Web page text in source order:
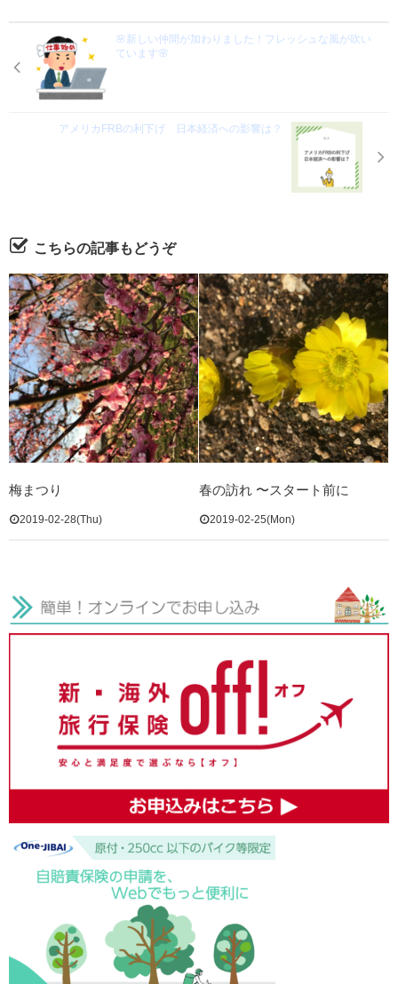
🌸新しい仲間が加わりました！フレッシュな風が吹い
ています🌸
アメリカFRBの利下げ 日本経済への影響は？
こちらの記事もどうぞ
梅まつり
2019-02-28(Thu)
春の訪れ 〜スタート前に
2019-02-25(Mon)